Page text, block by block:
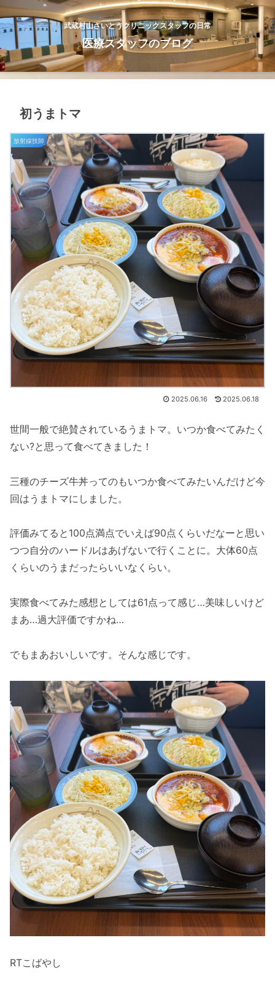
武蔵村山さいとうクリニックスタッフの日常
医療スタッフのブログ
初うまトマ
放射線技師
2025.06.16 2025.06.18
世間一般で絶賛されているうまトマ。いつか食べてみたく
ない?と思って食べてきました！
三種のチーズ牛丼ってのもいつか食べてみたいんだけど今
回はうまトマにしました。
評価みてると100点満点でいえば90点くらいだなーと思い
つつ自分のハードルはあげないで行くことに。大体60点
くらいのうまだったらいいなくらい。
実際食べてみた感想としては61点って感じ…美味しいけど
まあ…過大評価ですかね…
でもまあおいしいです。そんな感じです。
RTこばやし